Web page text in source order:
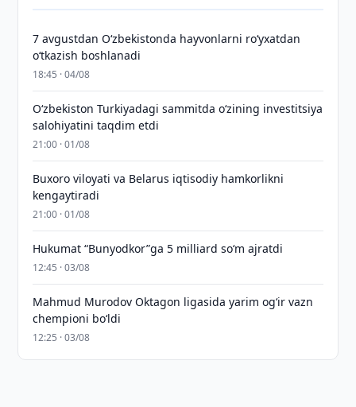
7 avgustdan O‘zbekistonda hayvonlarni ro‘yxatdan
o‘tkazish boshlanadi
18:45 · 04/08
Oʻzbekiston Turkiyadagi sammitda oʻzining investitsiya
salohiyatini taqdim etdi
21:00 · 01/08
Buxoro viloyati va Belarus iqtisodiy hamkorlikni
kengaytiradi
21:00 · 01/08
Hukumat “Bunyodkor”ga 5 milliard so‘m ajratdi
12:45 · 03/08
Mahmud Murodov Oktagon ligasida yarim og‘ir vazn
chempioni bo‘ldi
12:25 · 03/08